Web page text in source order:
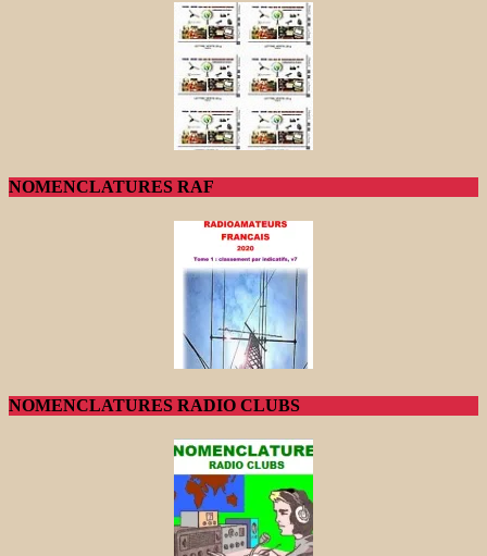
NOMENCLATURES RAF
NOMENCLATURES RADIO CLUBS